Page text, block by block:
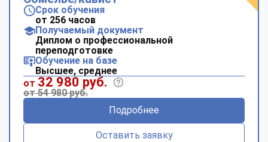
Срок обучения
от 256 часов
Получаемый документ
Диплом о профессиональной
переподготовке
Обучение на базе
Высшее, среднее
от 32 980 руб.
от 54 980 руб.
Подробнее
Оставить заявку